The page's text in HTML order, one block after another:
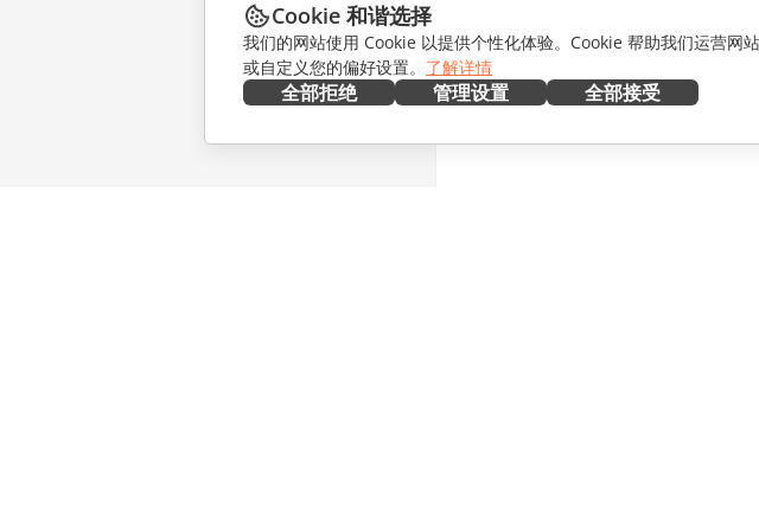
Cookie 和谐选择
我们的网站使用 Cookie 以提供个性化体验。Cookie 帮助我们运营网
或自定义您的偏好设置。 了解详情
全部拒绝 管理设置 全部接受